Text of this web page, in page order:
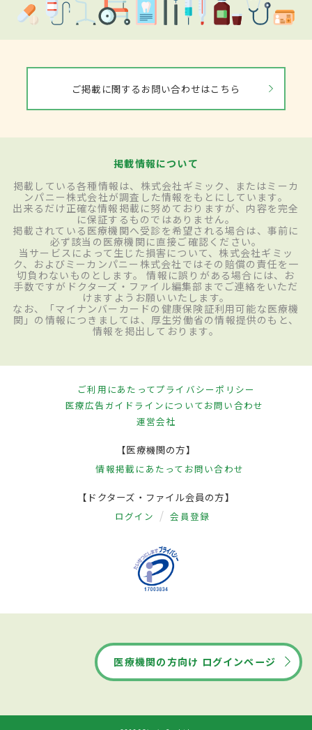
ご掲載に関するお問い合わせはこちら
掲載情報について
掲載している各種情報は、株式会社ギミック、またはミーカ
ンパニー株式会社が調査した情報をもとにしています。
出来るだけ正確な情報掲載に努めておりますが、内容を完全
に保証するものではありません。
掲載されている医療機関へ受診を希望される場合は、事前に
必ず該当の医療機関に直接ご確認ください。
当サービスによって生じた損害について、株式会社ギミッ
ク、およびミーカンパニー株式会社ではその賠償の責任を一
切負わないものとします。 情報に誤りがある場合には、お
手数ですがドクターズ・ファイル編集部までご連絡をいただ
けますようお願いいたします。
なお、「マイナンバーカードの健康保険証利用可能な医療機
関」の情報につきましては、厚生労働省の情報提供のもと、
情報を掲出しております。
ご利用にあたってプライバシーポリシー
医療広告ガイドラインについてお問い合わせ
運営会社
【医療機関の方】
情報掲載にあたって お問い合わせ
【ドクターズ・ファイル会員の方】
ログイン 会員登録
医療機関の方向け ログインページ